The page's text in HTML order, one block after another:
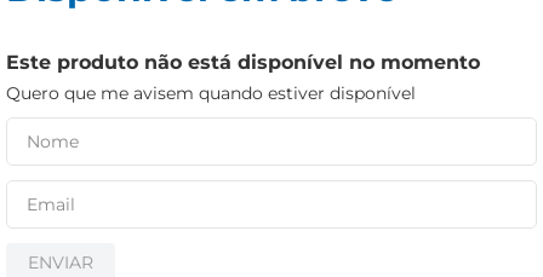
Este produto não está disponível no momento
Quero que me avisem quando estiver disponível
ENVIAR
papel higiênico
cerveja